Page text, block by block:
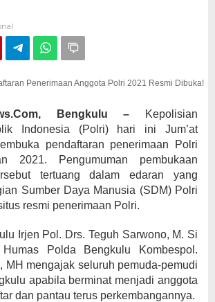
Penerimaan Anggota Polri 2021 Resmi Dibuka!
Bengkulu – Kepolisian
Indonesia (Polri) hari ini Jum’at
pendaftaran penerimaan Polri
2021. Pengumuman pembukaan
tertuang dalam edaran yang
Sumber Daya Manusia (SDM) Polri
resmi penerimaan Polri.
Irjen Pol. Drs. Teguh Sarwono, M. Si
Polda Bengkulu Kombespol.
MH mengajak seluruh pemuda-pemudi
apabila berminat menjadi anggota
dan pantau terus perkembangannya.